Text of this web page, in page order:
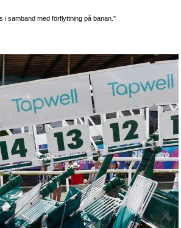
samband med förflyttning på banan."